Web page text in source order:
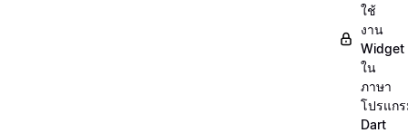
ใช้
งาน
Widget
ใน
ภาษา
โปรแก
Dart